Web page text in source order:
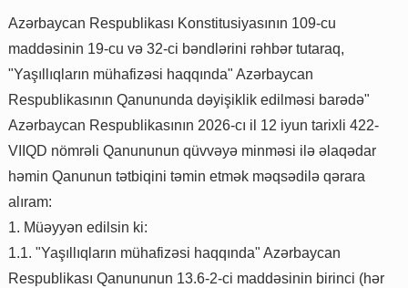
Azərbaycan Respublikası Konstitusiyasının 109-cu
maddəsinin 19-cu və 32-ci bəndlərini rəhbər tutaraq,
"Yaşıllıqların mühafizəsi haqqında" Azərbaycan
Respublikasının Qanununda dəyişiklik edilməsi barədə"
Azərbaycan Respublikasının 2026-cı il 12 iyun tarixli 422-
VIIQD nömrəli Qanununun qüvvəyə minməsi ilə əlaqədar
həmin Qanunun tətbiqini təmin etmək məqsədilə qərara
alıram:
1. Müəyyən edilsin ki:
1.1. "Yaşıllıqların mühafizəsi haqqında" Azərbaycan
Respublikası Qanununun 13.6-2-ci maddəsinin birinci (hər